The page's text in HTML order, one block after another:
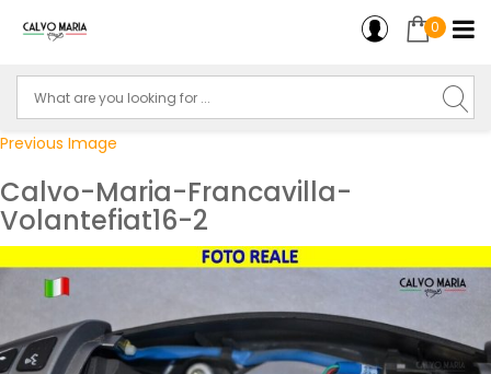
0
Previous Image
Calvo-Maria-Francavilla-
Volantefiat16-2